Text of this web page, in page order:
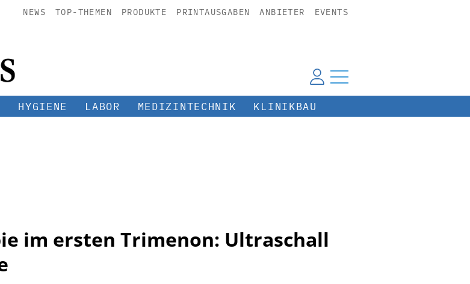
NEWS TOP-THEMEN PRODUKTE PRINTAUSGABEN ANBIETER EVENTS
HYGIENE LABOR MEDIZINTECHNIK KLINIKBAU
im ersten Trimenon: Ultraschall